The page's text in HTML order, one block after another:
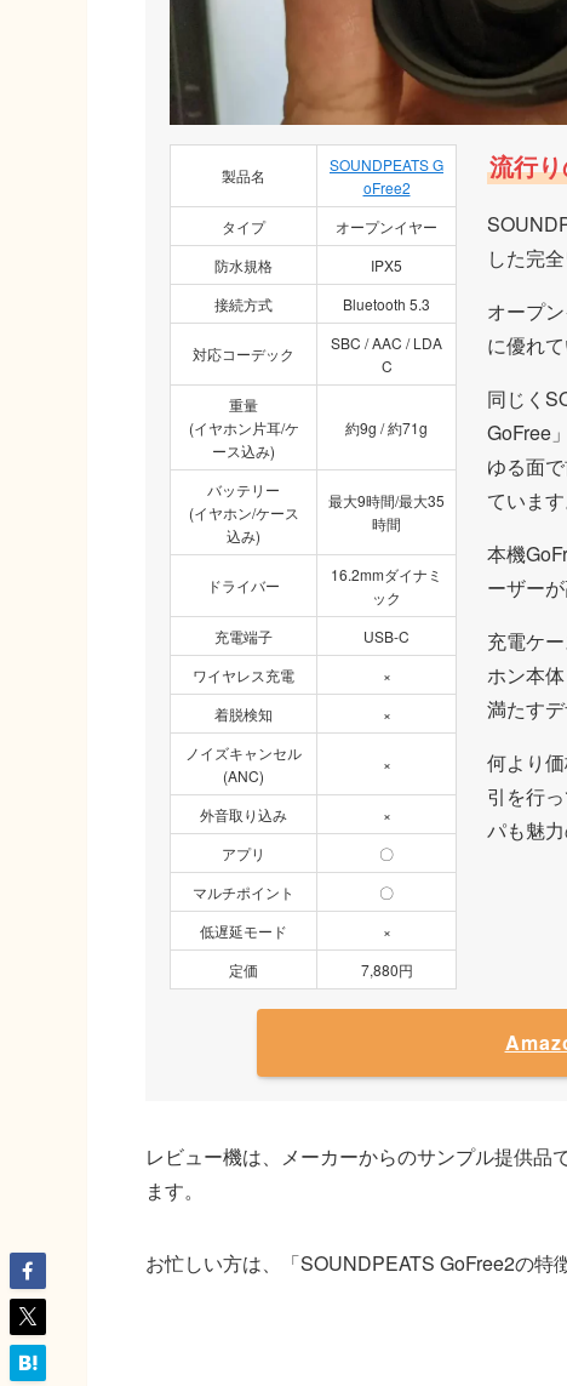
製品名
SOUNDPEATS G
oFree2
タイプ
オープンイヤー
防水規格
IPX5
接続方式
Bluetooth 5.3
対応コーデック
SBC / AAC / LDA
C
重量
(イヤホン片耳/ケ
ース込み)
約9g / 約71g
バッテリー
(イヤホン/ケース
込み)
最大9時間/最大35
時間
ドライバー
16.2mmダイナミ
ック
充電端子
USB-C
ワイヤレス充電
×
着脱検知
×
ノイズキャンセル
(ANC)
×
外音取り込み
×
アプリ
〇
マルチポイント
〇
低遅延モード
×
定価
7,880円
流行
した完
オープ
に優れて
同じく
GoFree
ゆる面
ています
本機
ーザー
充電ケ
ホン本
満たすデ
何より
引を行
パも魅
レビュー機は、メーカーからのサンプル提供品
ます。
お忙しい方は、「SOUNDPEATS GoFree2の特